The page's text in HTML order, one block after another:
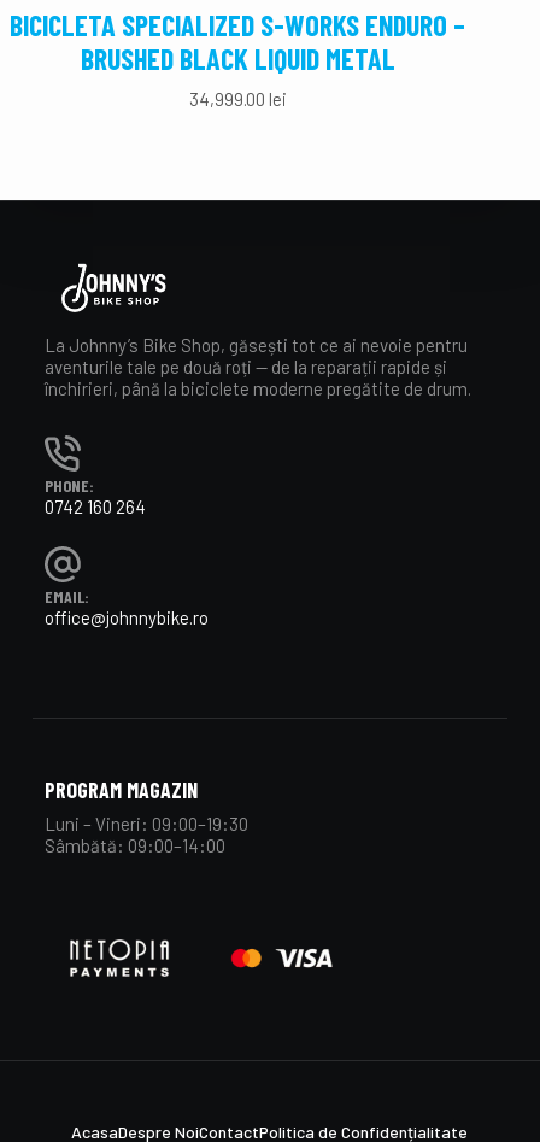
BICICLETA SPECIALIZED S-WORKS ENDURO –
BRUSHED BLACK LIQUID METAL
34,999.00 lei
La Johnny’s Bike Shop, găsești tot ce ai nevoie pentru
aventurile tale pe două roți — de la reparații rapide și
închirieri, până la biciclete moderne pregătite de drum.
PHONE:
0742 160 264
EMAIL:
office@johnnybike.ro
PROGRAM MAGAZIN
Luni – Vineri: 09:00–19:30
Sâmbătă: 09:00–14:00
AcasaDespre NoiContactPolitica de Confidențialitate